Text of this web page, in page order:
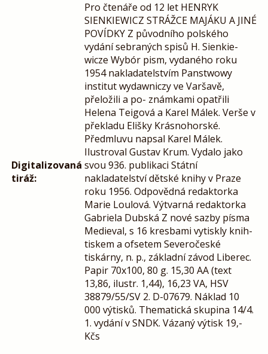
Digitalizovaná
tiráž:
Pro čtenáře od 12 let HENRYK
SIENKIEWICZ STRÁŽCE MAJÁKU A JINÉ
POVÍDKY Z původního polského
vydání sebraných spisů H. Sienkie-
wicze Wybór pism, vydaného roku
1954 nakladatelstvím Panstwowy
institut wydawniczy ve Varšavě,
přeložili a po- známkami opatřili
Helena Teigová a Karel Málek. Verše v
překladu Elišky Krásnohorské.
Předmluvu napsal Karel Málek.
Ilustroval Gustav Krum. Vydalo jako
svou 936. publikaci Státní
nakladatelství dětské knihy v Praze
roku 1956. Odpovědná redaktorka
Marie Loulová. Výtvarná redaktorka
Gabriela Dubská Z nové sazby písma
Medieval, s 16 kresbami vytiskly knih-
tiskem a ofsetem Severočeské
tiskárny, n. p., základní závod Liberec.
Papir 70x100, 80 g. 15,30 AA (text
13,86, ilustr. 1,44), 16,23 VA, HSV
38879/55/SV 2. D-07679. Náklad 10
000 výtisků. Thematická skupina 14/4.
1. vydání v SNDK. Vázaný výtisk 19,-
Kčs